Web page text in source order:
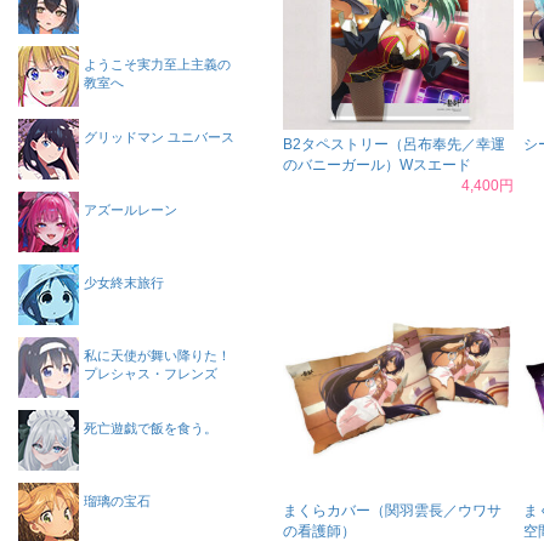
B2タペストリー（呂布奉先／幸運
のバニーガール）Wスエード
4,400円
シ
まくらカバー（関羽雲長／ウワサ
の看護師）
ま
空
ようこそ実力至上主義の
教室へ
グリッドマン ユニバース
アズールレーン
少女終末旅行
私に天使が舞い降りた！
プレシャス・フレンズ
死亡遊戯で飯を食う。
瑠璃の宝石